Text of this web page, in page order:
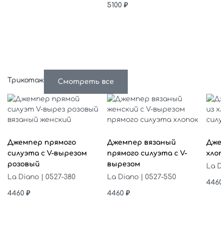
5100 ₽
Трикотаж Смотреть все
Джемпер прямого
силуэта с V-вырезом
розовый
La Diano | 0527-380
4460 ₽
Джемпер вязаный
прямого силуэта с V-
вырезом
La Diano | 0527-550
4460 ₽
La